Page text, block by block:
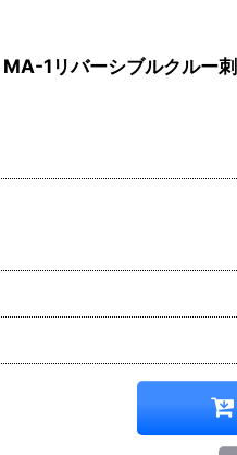
MA-1リバーシブルクル